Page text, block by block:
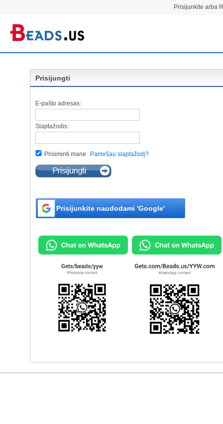
Prisijunkite arba
Prisijungti
E-pašto adresas:
Slaptažodis:
Prisiminti mane Pamiršau slaptažodį?
Prisijunkite naudodami 'Google'